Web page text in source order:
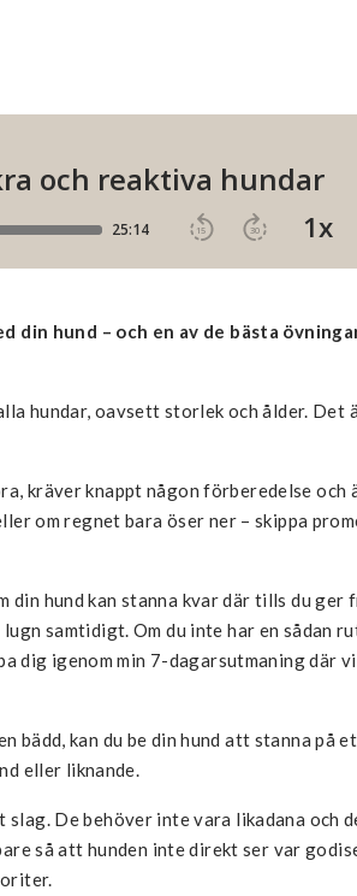
din hund – och en av de bästa
hundar, oavsett storlek och ålder. Det
kräver knappt någon förberedelse
om regnet bara öser ner – skippa
din hund kan stanna kvar där tills du ger
samtidigt. Om du inte har en sådan
dig igenom min 7-dagarsutmaning där
bädd, kan du be din hund att stanna på
eller liknande.
De behöver inte vara likadana och
så att hunden inte direkt ser var